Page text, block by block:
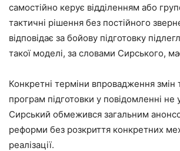
самостійно керує відділенням або
тактичні рішення без постійного
відповідає за бойову підготовку
такої моделі, за словами Сирського,
Конкретні терміни впровадження змін
програм підготовки у повідомленні не
Сирський обмежився загальним
реформи без розкриття конкретних
реалізації.